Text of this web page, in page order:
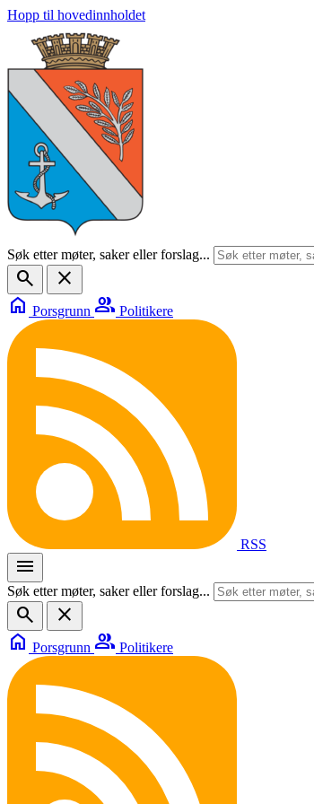
Hopp til hovedinnholdet
Søk etter møter, saker eller forslag...
search
close
home Porsgrunn group Politikere
RSS
menu
Søk etter møter, saker eller forslag...
search
close
home Porsgrunn group Politikere